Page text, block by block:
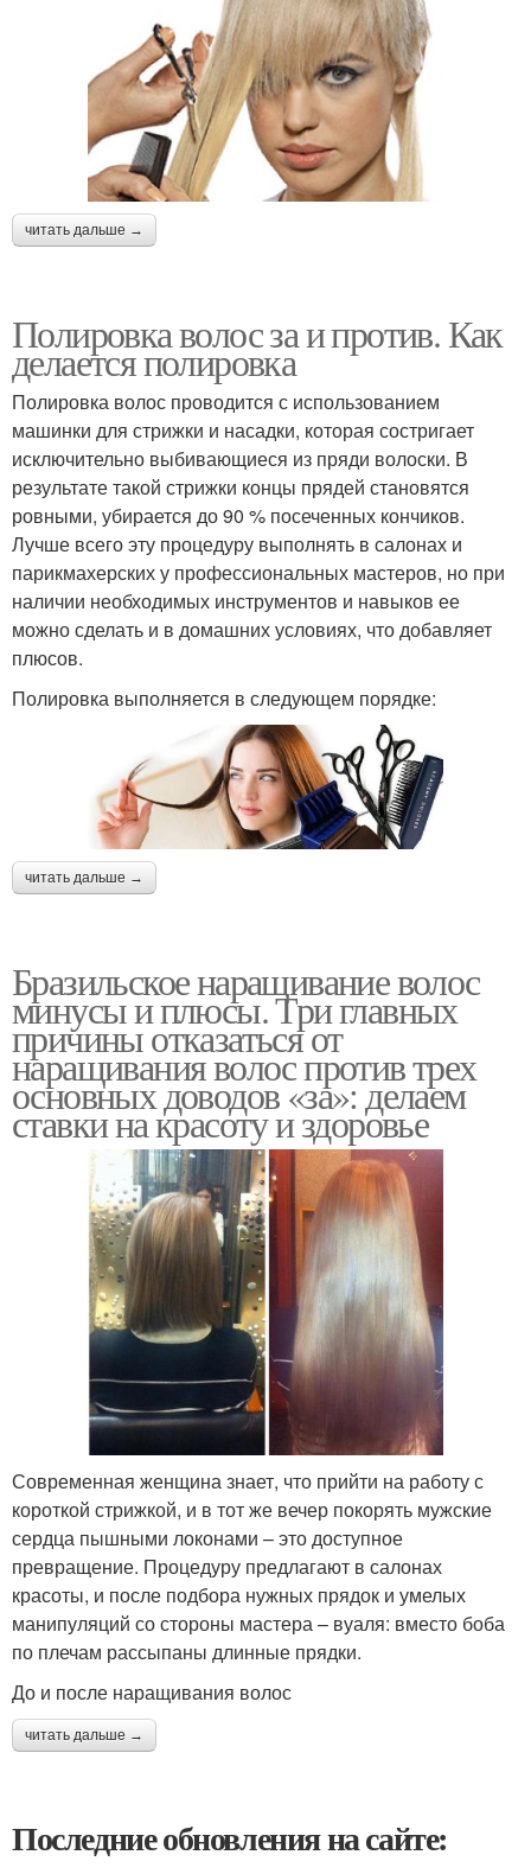
читать дальше →
Полировка волос за и против. Как
делается полировка
Полировка волос проводится с использованием
машинки для стрижки и насадки, которая состригает
исключительно выбивающиеся из пряди волоски. В
результате такой стрижки концы прядей становятся
ровными, убирается до 90 % посеченных кончиков.
Лучше всего эту процедуру выполнять в салонах и
парикмахерских у профессиональных мастеров, но при
наличии необходимых инструментов и навыков ее
можно сделать и в домашних условиях, что добавляет
плюсов.
Полировка выполняется в следующем порядке:
читать дальше →
Бразильское наращивание волос
минусы и плюсы. Три главных
причины отказаться от
наращивания волос против трех
основных доводов «за»: делаем
ставки на красоту и здоровье
Современная женщина знает, что прийти на работу с
короткой стрижкой, и в тот же вечер покорять мужские
сердца пышными локонами – это доступное
превращение. Процедуру предлагают в салонах
красоты, и после подбора нужных прядок и умелых
манипуляций со стороны мастера – вуаля: вместо боба
по плечам рассыпаны длинные прядки.
До и после наращивания волос
читать дальше →
Последние обновления на сайте: